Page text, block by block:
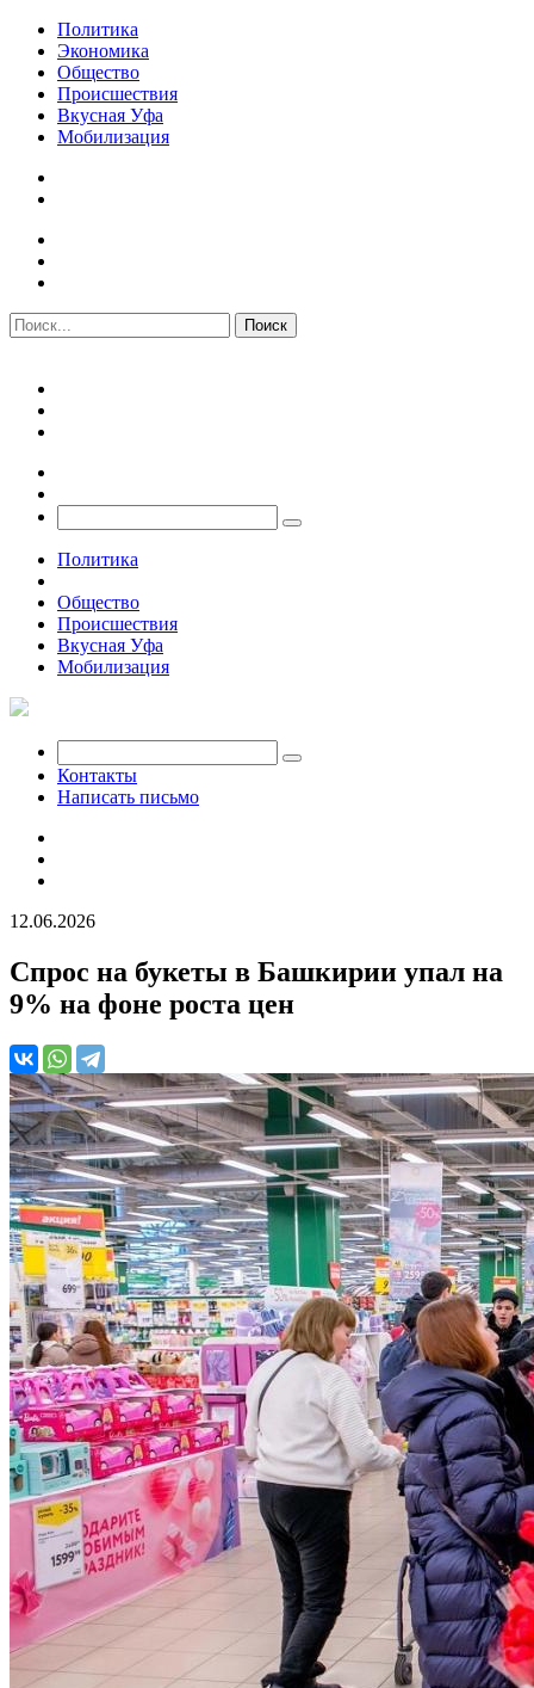
Политика
Экономика
Общество
Происшествия
Вкусная Уфа
Мобилизация
Политика
Общество
Происшествия
Вкусная Уфа
Мобилизация
Контакты
Написать письмо
12.06.2026
Спрос на букеты в Башкирии упал на
9% на фоне роста цен